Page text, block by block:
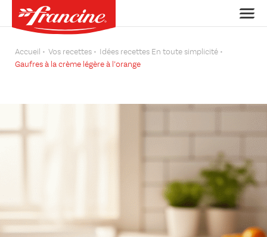
Accueil Vos recettes
Idées recettes En toute simplicité
Gaufres à la crème légère à l’orange